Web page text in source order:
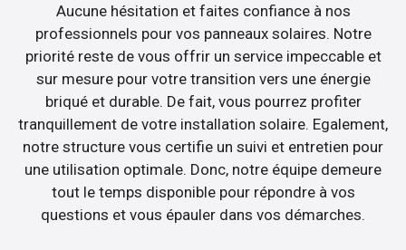
Aucune hésitation et faites confiance à nos
professionnels pour vos panneaux solaires. Notre
priorité reste de vous offrir un service impeccable et
sur mesure pour votre transition vers une énergie
briqué et durable. De fait, vous pourrez profiter
tranquillement de votre installation solaire. Egalement,
notre structure vous certifie un suivi et entretien pour
une utilisation optimale. Donc, notre équipe demeure
tout le temps disponible pour répondre à vos
questions et vous épauler dans vos démarches.